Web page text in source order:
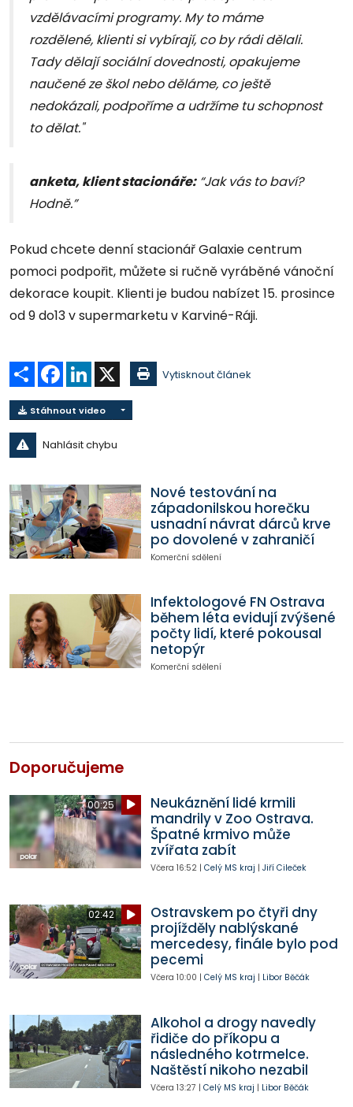
vzdělávacími programy. My to máme
rozdělené, klienti si vybírají, co by rádi dělali.
Tady dělají sociální dovednosti, opakujeme
naučené ze škol nebo děláme, co ještě
nedokázali, podpoříme a udržíme tu schopnost
to dělat."
anketa, klient stacionáře:“Jak vás to baví?
Hodně.”
Pokud chcete denní stacionář Galaxie centrum
pomoci podpořit, můžete si ručně vyráběné vánoční
dekorace koupit. Klienti je budou nabízet 15. prosince
od 9 do13 v supermarketu v Karviné-Ráji.
Sdílet Facebook
LinkedIn Vytisknout článek
Stáhnout video
Nahlásit chybu
Nové testování na
západonilskou horečku
usnadní návrat dárců krve
po dovolené v zahraničí
Komerční sdělení
Infektologové FN Ostrava
během léta evidují zvýšené
počty lidí, které pokousal
netopýr
Komerční sdělení
Doporučujeme
00:25
Neukáznění lidé krmili
mandrily v Zoo Ostrava.
Špatné krmivo může
zvířata zabít
Včera 16:52| Celý MS kraj | Jiří Cileček
02:42
Ostravskem po čtyři dny
projížděly nablýskané
mercedesy, finále bylo pod
pecemi
Včera 10:00 | Celý MS kraj | Libor Běčák
Alkohol a drogy navedly
řidiče do příkopu a
následného kotrmelce.
Naštěstí nikoho nezabil
Včera 13:27 | Celý MS kraj | Libor Běčák